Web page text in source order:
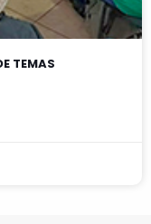
TEMAS